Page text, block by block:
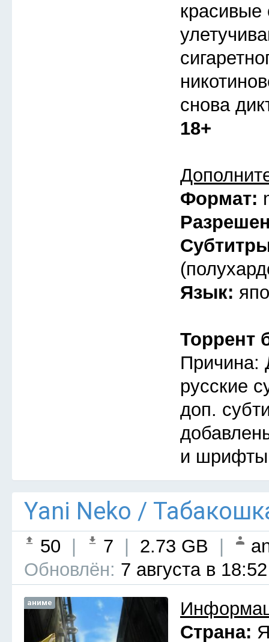
снова
18+
Формат:
Язык:
Торрент
Причина:
русские
доп.
и
Yani Neko /
50 7 2.73 GB
Обновлён: 7 августа в 18:52
аниме
Страна: